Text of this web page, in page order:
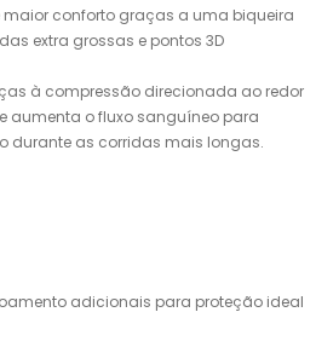
conforto graças a uma biqueira
extra grossas e pontos 3D
à compressão direcionada ao redor
aumenta o fluxo sanguíneo para
durante as corridas mais longas.
adicionais para proteção ideal